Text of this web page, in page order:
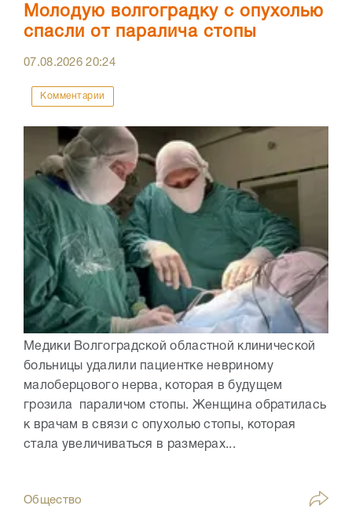
Молодую волгоградку с опухолью
спасли от паралича стопы
07.08.202620:24
Комментарии
Медики Волгоградской областной клинической
больницы удалили пациентке невриному
малоберцового нерва, которая в будущем
грозила параличом стопы. Женщина обратилась
к врачам в связи с опухолью стопы, которая
стала увеличиваться в размерах...
Общество